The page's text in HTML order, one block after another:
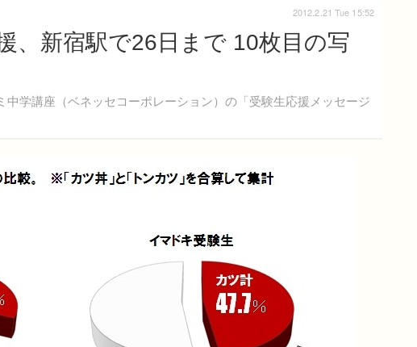
、新宿駅で26日まで 10枚目の写
学講座（ベネッセコーポレーション）の「受験生応援メッセージ
2012.2.21 Tue 15:52